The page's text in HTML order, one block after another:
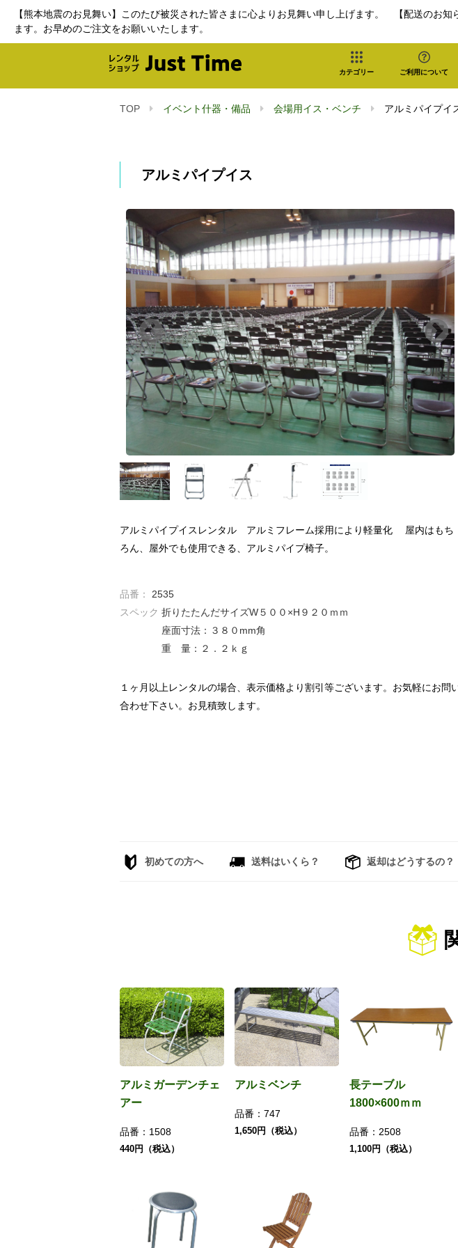
【熊本地震のお見舞い】このたび被災された皆さまに心よりお見舞い申し上げます。 【配送のお
ます。お早めのご注文をお願いいたします。
カテゴリー ご利用について
TOP イベント什器・備品 会場用イス・ベンチ アルミパイプイ
アルミパイプイス
アルミパイプイスレンタル アルミフレーム採用により軽量化 屋内はもち
ろん、屋外でも使用できる、アルミパイプ椅子。
品番：
2535
スペック 折りたたんだサイズW５００×H９２０ｍｍ
座面寸法：３８０mm角
重 量：２．２ｋｇ
１ヶ月以上レンタルの場合、表示価格より割引等ございます。お気軽にお問
合わせ下さい。お見積致します。
初めての方へ 送料はいくら？ 返却はどうするの？
アルミガーデンチェ
アー
品番： 1508
440円（税込）
アルミベンチ
品番： 747
1,650円（税込）
長テーブル
1800×600ｍｍ
品番： 2508
1,100円（税込）